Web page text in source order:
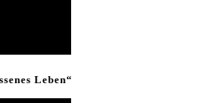
Leben“